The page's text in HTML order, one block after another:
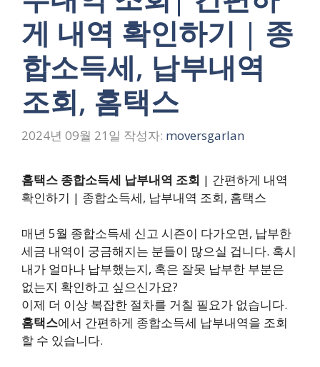
게 내역 확인하기 | 종
합소득세, 납부내역
조회, 홈택스
2024년 09월 21일 작성자: moversgarlan
홈택스 종합소득세 납부내역 조회 | 간편하게 내역
확인하기 | 종합소득세, 납부내역 조회, 홈택스
매년 5월 종합소득세 신고 시즌이 다가오면, 납부한
세금 내역이 궁금해지는 분들이 많으실 겁니다. 혹시
내가 얼마나 납부했는지, 혹은 잘못 납부한 부분은
없는지 확인하고 싶으신가요?
이제 더 이상 복잡한 절차를 거칠 필요가 없습니다.
홈택스에서 간편하게 종합소득세 납부내역을 조회
할 수 있습니다.